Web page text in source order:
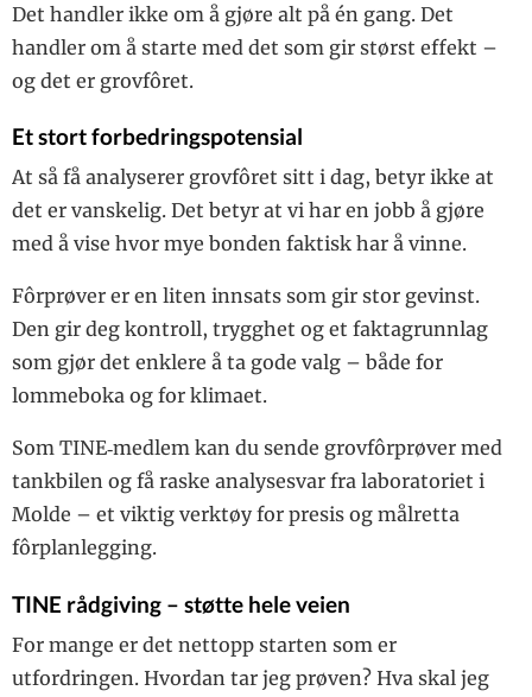
Det handler ikke om å gjøre alt på én gang. Det
handler om å starte med det som gir størst effekt –
og det er grovfôret.
Et stort forbedringspotensial
At så få analyserer grovfôret sitt i dag, betyr ikke at
det er vanskelig. Det betyr at vi har en jobb å gjøre
med å vise hvor mye bonden faktisk har å vinne.
Fôrprøver er en liten innsats som gir stor gevinst.
Den gir deg kontroll, trygghet og et faktagrunnlag
som gjør det enklere å ta gode valg – både for
lommeboka og for klimaet.
Som TINE‑medlem kan du sende grovfôrprøver med
tankbilen og få raske analysesvar fra laboratoriet i
Molde – et viktig verktøy for presis og målretta
fôrplanlegging.
TINE rådgiving – støtte hele veien
For mange er det nettopp starten som er
utfordringen. Hvordan tar jeg prøven? Hva skal jeg